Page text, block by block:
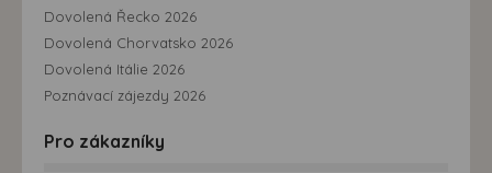
Dovolená Řecko 2026
Dovolená Chorvatsko 2026
Dovolená Itálie 2026
Poznávací zájezdy 2026
Pro zákazníky